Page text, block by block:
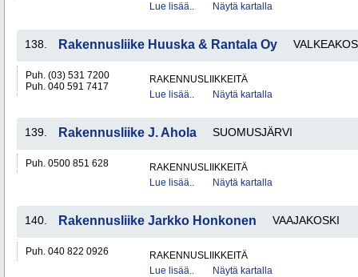
Lue lisää..
Näytä kartalla
138. Rakennusliike Huuska & Rantala Oy
Puh. (03) 531 7200
Puh. 040 591 7417
RAKENNUSLIIKKEITÄ
Lue lisää..
Näytä kartalla
139. Rakennusliike J. Ahola SUOMUSJÄRVI
Puh. 0500 851 628
RAKENNUSLIIKKEITÄ
Lue lisää..
Näytä kartalla
140. Rakennusliike Jarkko Honkonen VAAJAKOSKI
Puh. 040 822 0926
RAKENNUSLIIKKEITÄ
Lue lisää..
Näytä kartalla